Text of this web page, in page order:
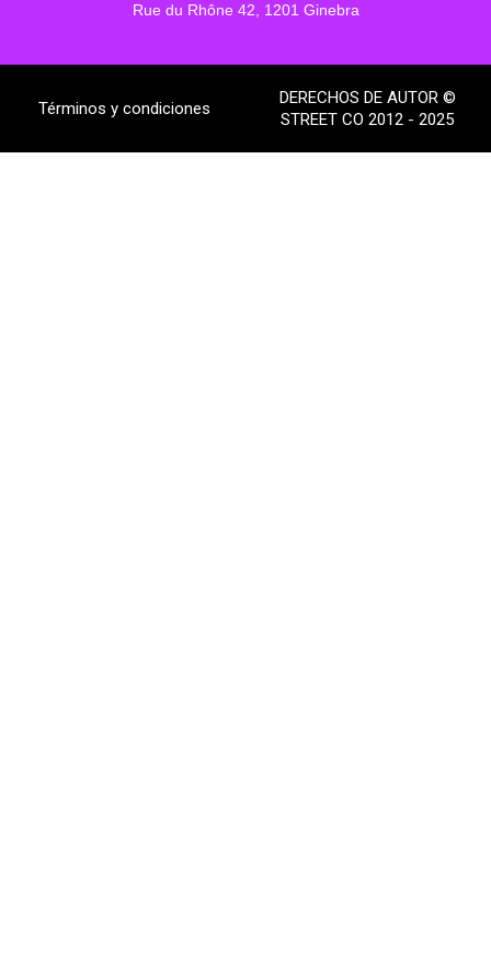
Rue du Rhône 42, 1201 Ginebra
Términos y condiciones
DERECHOS DE AUTOR ©
STREET CO 2012 - 2025